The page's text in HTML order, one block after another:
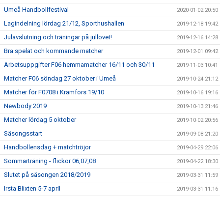
Umeå Handbollfestival 2020-01-02 20:50
Lagindelning lördag 21/12, Sporthushallen 2019-12-18 19:42
Julavslutning och träningar på jullovet! 2019-12-16 14:28
Bra spelat och kommande matcher 2019-12-01 09:42
Arbetsuppgifter F06 hemmamatcher 16/11 och 30/11 2019-11-03 10:41
Matcher F06 söndag 27 oktober i Umeå 2019-10-24 21:12
Matcher för F0708 i Kramfors 19/10 2019-10-16 19:16
Newbody 2019 2019-10-13 21:46
Matcher lördag 5 oktober 2019-10-02 20:56
Säsongsstart 2019-09-08 21:20
Handbollensdag + matchtröjor 2019-04-29 22:06
Sommarträning - flickor 06,07,08 2019-04-22 18:30
Slutet på säsongen 2018/2019 2019-03-31 11:59
Irsta Blixten 5-7 april 2019-03-31 11:16